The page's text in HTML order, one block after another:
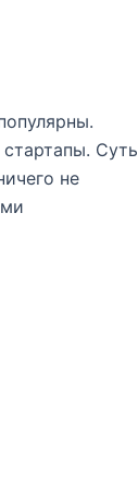
Суть
не